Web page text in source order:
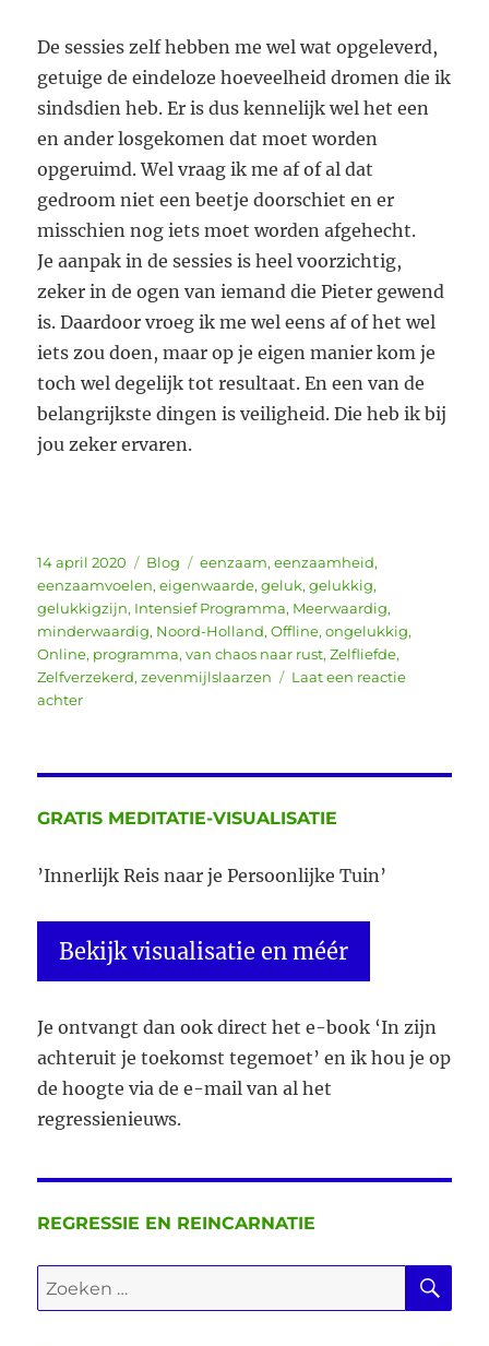
De sessies zelf hebben me wel wat opgeleverd,
getuige de eindeloze hoeveelheid dromen die ik
sindsdien heb. Er is dus kennelijk wel het een
en ander losgekomen dat moet worden
opgeruimd. Wel vraag ik me af of al dat
gedroom niet een beetje doorschiet en er
misschien nog iets moet worden afgehecht.
Je aanpak in de sessies is heel voorzichtig,
zeker in de ogen van iemand die Pieter gewend
is. Daardoor vroeg ik me wel eens af of het wel
iets zou doen, maar op je eigen manier kom je
toch wel degelijk tot resultaat. En een van de
belangrijkste dingen is veiligheid. Die heb ik bij
jou zeker ervaren.
Geplaatst
op
14 april 2020 Categorieën
Blog Tags
eenzaam,eenzaamheid,
eenzaamvoelen,eigenwaarde,geluk,gelukkig,
gelukkigzijn, Intensief Programma, Meerwaardig,
minderwaardig, Noord-Holland,Offline,ongelukkig,
Online, programma,van chaos naar rust,Zelfliefde,
Zelfverzekerd,zevenmijlslaarzen
Laat een reactie
achterop
naar
GRATIS MEDITATIE-VISUALISATIE
’Innerlijk Reis naar je Persoonlijke Tuin’
Bekijk visualisatie en méér
Je ontvangt dan ook direct het e-book ‘In zijn
achteruit je toekomst tegemoet’ en ik hou je op
de hoogte via de e-mail van al het
regressienieuws.
REGRESSIE EN REINCARNATIE
Zoeken
naar: